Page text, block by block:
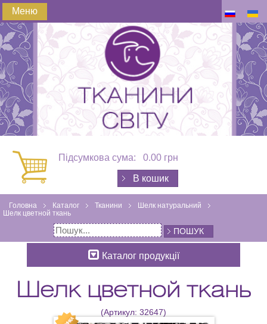
Меню
Підсумкова сума: 0.00 грн
В кошик
Головна Каталог Тканини
Шелк натуральний
Шелк цветной ткань
ПОШУК
Каталог продукції
Шелк цветной ткань
(Артикул: 32647)